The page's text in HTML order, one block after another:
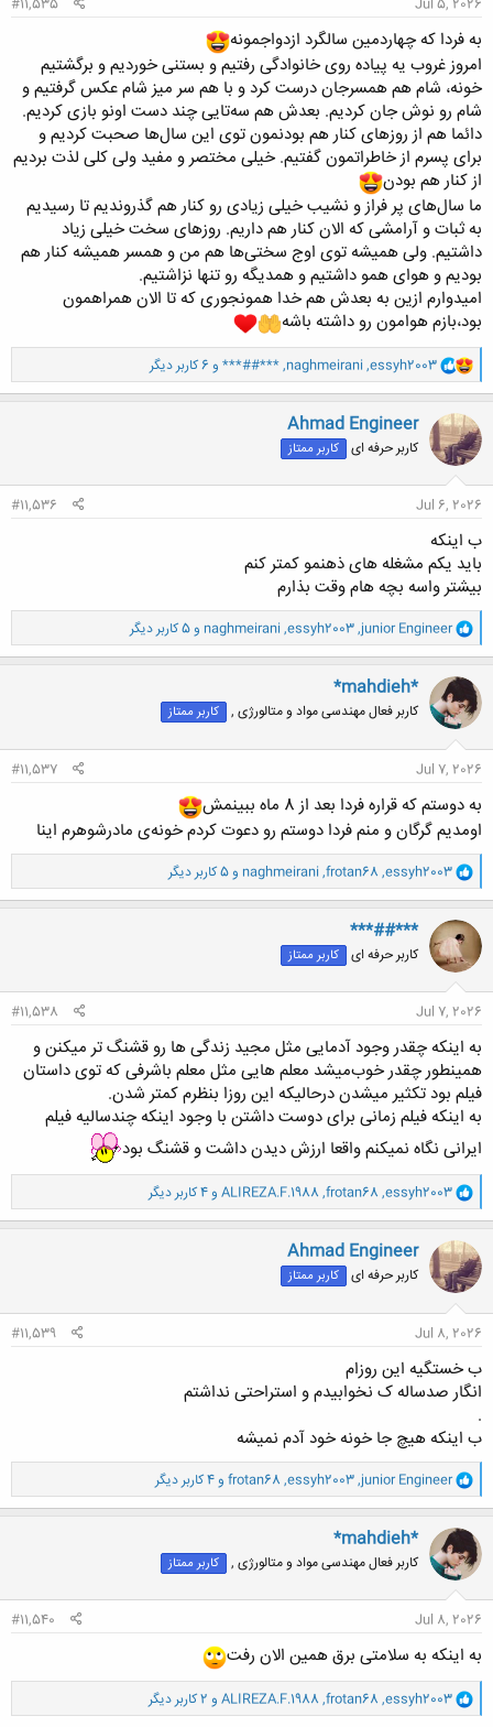
به فردا که چهاردمین سالگرد ازدواجمونه
امروز غروب یه پیاده روی خانوادگی رفتیم و بستنی خوردیم و برگشتیم
خونه، شام هم همسرجان درست کرد و با هم سر میز شام عکس گرفتیم و
شام رو نوش جان کردیم. بعدش هم سه‌تایی چند دست اونو بازی کردیم.
دائما هم از روزهای کنار هم بودنمون توی این سال‌ها صحبت کردیم و
برای پسرم از خاطراتمون گفتیم. خیلی مختصر و مفید ولی کلی لذت بردیم
از کنار هم بودن
ما سال‌های پر فراز و نشیب خیلی زیادی رو کنار هم گذروندیم تا رسیدیم
به ثبات و آرامشی که الان کنار هم داریم. روزهای سخت خیلی زیاد
داشتیم. ولی همیشه توی اوج سختی‌ها هم من و همسر همیشه کنار هم
بودیم و هوای همو داشتیم و همدیگه رو تنها نزاشتیم.
امیدوارم ازین به بعدش هم خدا همونجوری که تا الان همراهمون
بود،بازم هوامون رو داشته باشه
و
ا
ک
ن
ش
ه
:
essyh2003
,
naghmeirani
,
***##*** و 6 کاربر دیگر
Ahmad Engineer
کاربر حرفه ای کاربر ممتاز
Jul 6, 2026
#11,536
ب اینکه
باید یکم مشغله های ذهنمو کمتر کنم
بیشتر واسه بچه هام وقت بذارم
و
ا
ک
ن
ش
ه
ا
junior Engineer
,
essyh2003
,
naghmeirani و 5 کاربر دیگر
*mahdieh*
کاربر فعال مهندسی مواد و متالورژی , کاربر ممتاز
Jul 7, 2026
#11,537
به دوستم که قراره فردا بعد از 8 ماه ببینمش
اومدیم گرگان و منم فردا دوستم رو دعوت کردم خونه‌ی مادرشوهرم اینا
و
ا
ک
ن
ش
ه
ا
essyh2003
,
frotan68
,
naghmeirani و 5 کاربر دیگر
***##***
کاربر حرفه ای کاربر ممتاز
Jul 7, 2026
#11,538
به اینکه چقدر وجود آدمایی مثل مجید زندگی ها رو قشنگ تر‌ میکنن و
همینطور چقدر خوب‌میشد معلم هایی مثل معلم باشرفی که توی داستان
فیلم بود تکثیر میشدن درحالیکه این روزا بنظرم کمتر شدن.
به اینکه فیلم زمانی برای دوست داشتن با وجود اینکه چندسالیه فیلم
ایرانی نگاه نمیکنم واقعا ارزش دیدن داشت و قشنگ بود
و
ا
ک
ن
ش
ه
ا
essyh2003
,
frotan68
,
ALIREZA.F.1988 و 4 کاربر دیگر
Ahmad Engineer
کاربر حرفه ای کاربر ممتاز
Jul 8, 2026
#11,539
ب خستگیه این روزام
انگار صدساله ک نخوابیدم و استراحتی نداشتم
.
ب اینکه هیچ جا خونه خود آدم نمیشه
و
ا
ک
ن
ش
ه
ا
junior Engineer
,
essyh2003
,
frotan68 و 4 کاربر دیگر
*mahdieh*
کاربر فعال مهندسی مواد و متالورژی , کاربر ممتاز
Jul 8, 2026
#11,540
به اینکه به سلامتی برق همین الان رفت
و
ا
essyh2003
,
frotan68
,
ALIREZA.F.1988 و 2 کاربر دیگر